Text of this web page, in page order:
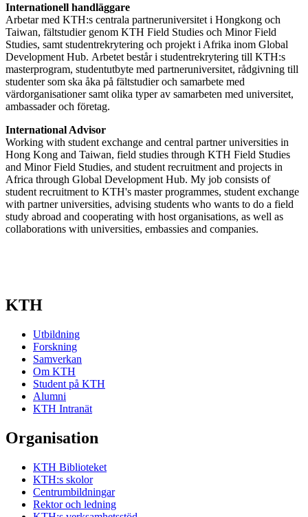
Internationell handläggare
Arbetar med KTH:s centrala partneruniversitet i Hongkong och
Taiwan, fältstudier genom KTH Field Studies och Minor Field
Studies, samt studentrekrytering och projekt i Afrika inom Global
Development Hub. Arbetet består i studentrekrytering till KTH:s
masterprogram, studentutbyte med partneruniversitet, rådgivning till
studenter som ska åka på fältstudier och samarbete med
värdorganisationer samt olika typer av samarbeten med universitet,
ambassader och företag.
International Advisor
Working with student exchange and central partner universities in
Hong Kong and Taiwan, field studies through KTH Field Studies
and Minor Field Studies, and student recruitment and projects in
Africa through Global Development Hub. My job consists of
student recruitment to KTH's master programmes, student exchange
with partner universities, advising students who wants to do a field
study abroad and cooperating with host organisations, as well as
collaborations with universities, embassies and companies.
KTH
Utbildning
Forskning
Samverkan
Om KTH
Student på KTH
Alumni
KTH Intranät
Organisation
KTH Biblioteket
KTH:s skolor
Centrumbildningar
Rektor och ledning